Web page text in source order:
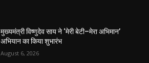
मुख्यमंत्री विष्णुदेव साय ने ‘मेरी बेटी–मेरा अभिमान’
अभियान का किया शुभारंभ
August 6, 2026